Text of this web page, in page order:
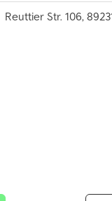
Reuttier Str. 106,